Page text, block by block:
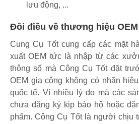
lưu động, ...
Đôi điều về thương hiệu OEM
Cung Cụ Tốt cung cấp các mặt
xuất OEM tức là nhập từ các
thông số mà Công Cụ Tốt đặt
OEM gia công không có nhãn
quốc tế. Ví nhiều lý do mà các
chưa đăng ký kịp bảo hộ hoặc
phẩm. Công Cụ Tốt là người chịu